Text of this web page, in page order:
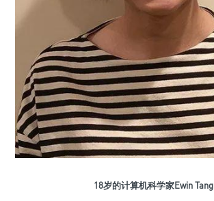
18岁的计算机科学家Ewin Tang